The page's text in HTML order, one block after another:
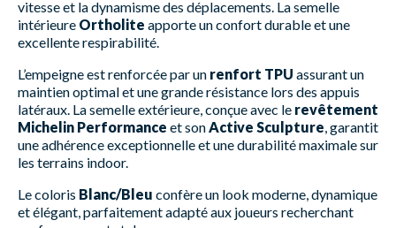
vitesse et la dynamisme des déplacements. La semelle
intérieure Ortholite apporte un confort durable et une
excellente respirabilité.
L’empeigne est renforcée par un renfort TPU assurant un
maintien optimal et une grande résistance lors des appuis
latéraux. La semelle extérieure, conçue avec le revêtement
Michelin Performance et son Active Sculpture , garantit
une adhérence exceptionnelle et une durabilité maximale sur
les terrains indoor.
Le coloris Blanc/Bleu confère un look moderne, dynamique
et élégant, parfaitement adapté aux joueurs recherchant